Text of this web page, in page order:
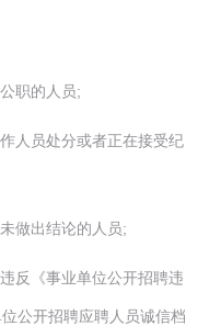
职的人员;
人员处分或者正在接受纪
做出结论的人员;
反《事业单位公开招聘违
公开招聘应聘人员诚信档